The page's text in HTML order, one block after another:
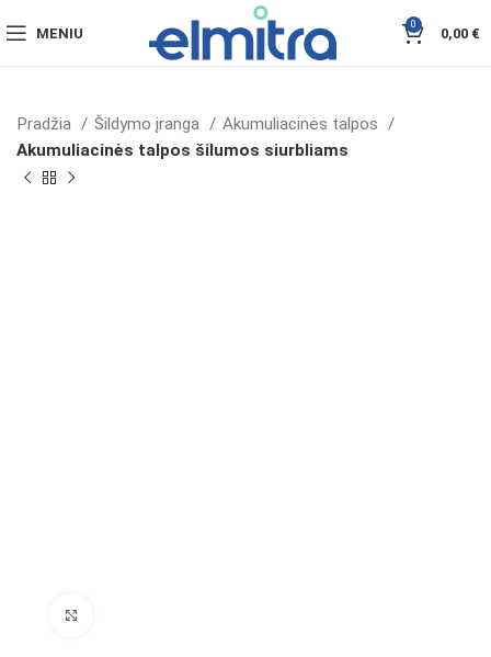
MENIU
0
0,00 €
Pradžia Šildymo įranga
Akumuliacinės talpos
Akumuliacinės talpos šilumos siurbliams